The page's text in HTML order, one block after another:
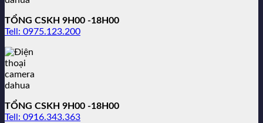
TỔNG CSKH 9H00 -18H00
Tell: 0975.123.200
TỔNG CSKH 9H00 -18H00
Tell: 0916.343.363